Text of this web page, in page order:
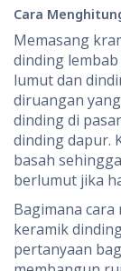
Cara
Memasang
dinding
lumut dan
diruangan
dinding di
dinding dapur.
basah
berlumut jika
Bagimana
keramik
pertanyaan